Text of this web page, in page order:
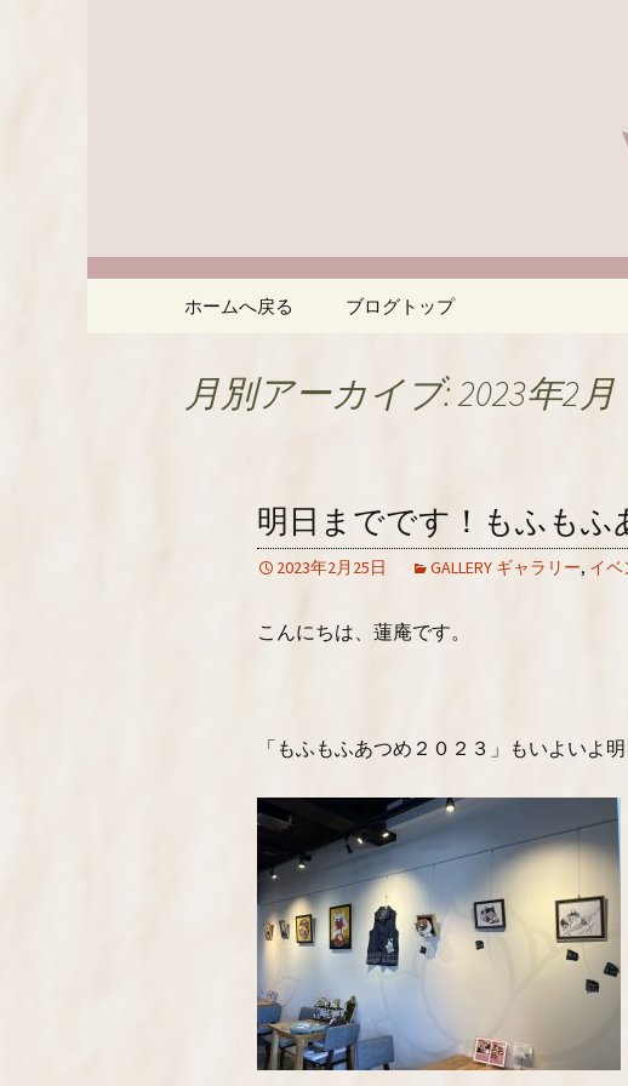
「名古屋・
ェ蓮庵～は
コンテンツへ移動
ホームへ戻る ブログトップ
月別アーカイブ: 2023年2月
明日までです！もふもふ
2023年2月25日 GALLERY ギャラリー, イベ
こんにちは、蓮庵です。
「もふもふあつめ２０２３」もいよいよ